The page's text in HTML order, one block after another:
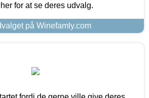
for at se deres udvalg.
på Winefamly.com